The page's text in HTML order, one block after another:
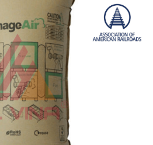
Wishlist